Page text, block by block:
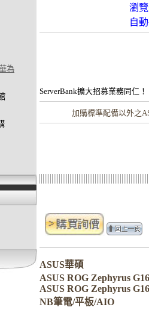
為
瀏
自
ServerBank擴大招募業務同仁！
加購標準配備以外之
ASUS華碩
ASUS ROG Zephyrus
ASUS ROG Zephyrus
NB筆電/平板/AIO